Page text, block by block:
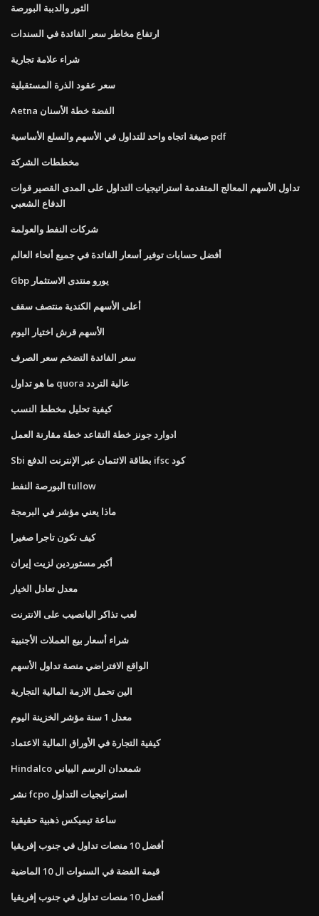
الثور والدببة البورصة
ارتفاع مخاطر سعر الفائدة في السندات
شراء علامة تجارية
سعر عقود الذرة المستقبلية
Aetna الفضة خطة الأسنان
صيغة اتجاه واحد للتداول في الأسهم والسلع الأساسية pdf
مخططات الشركة
تداول الأسهم المعالج المتقدمة استراتيجيات التداول على المدى القصير قوات
الدفاع الشعبي
شركات النفط والعولمة
أفضل حسابات توفير أسعار الفائدة في جميع أنحاء العالم
Gbp يورو منتدى الاستثمار
أعلى الأسهم الكندية منتصف سقف
الأسهم قرش اختيار اليوم
سعر الفائدة التضخم سعر الصرف
ما هو تداول quora عالية التردد
كيفية تحليل مخطط النسب
ادوارد جونز خطة التقاعد خطة مقارنة العمل
Sbi بطاقة الائتمان عبر الإنترنت الدفع ifsc كود
البورصة النفط tullow
ماذا يعني مؤشر في البرمجة
كيف تكون تاجرا صغيرا
أكبر مستوردين لزيت إيران
معدل تعادل الخيار
لعب تذاكر اليانصيب على الانترنت
شراء أسعار بيع العملات الأجنبية
الواقع الافتراضي منصة تداول الأسهم
الين تحمل الازمة المالية التجارية
معدل 1 سنة مؤشر الخزينة اليوم
كيفية التجارة في الأوراق المالية الاعتماد
Hindalco شمعدان الرسم البياني
نشر fcpo استراتيجيات التداول
ساعة تيميكس ذهبية حقيقية
أفضل 10 منصات تداول في جنوب إفريقيا
قيمة الفضة في السنوات ال 10 الماضية
أفضل 10 منصات تداول في جنوب إفريقيا